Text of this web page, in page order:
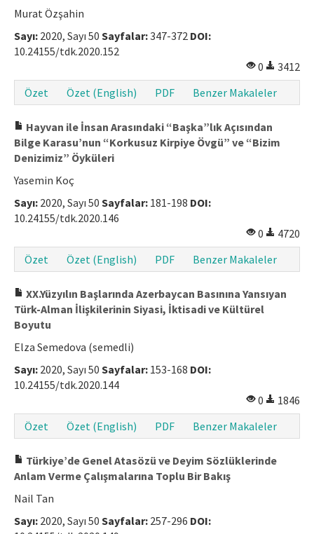
Murat Özşahin
Sayı: 2020, Sayı 50 Sayfalar:347-372 DOI:
10.24155/tdk.2020.152
0
3412
Özet
Özet (English) PDF Benzer Makaleler
Hayvan ile İnsan Arasındaki “Başka”lık Açısından
Bilge Karasu’nun “Korkusuz Kirpiye Övgü” ve “Bizim
Denizimiz” Öyküleri
Yasemin Koç
Sayı: 2020, Sayı 50 Sayfalar: 181-198 DOI:
10.24155/tdk.2020.146
0
4720
Özet
Özet (English) PDF Benzer Makaleler
XX.Yüzyılın Başlarında Azerbaycan Basınına Yansıyan
Türk-Alman İlişkilerinin Siyasi, İktisadi ve Kültürel
Boyutu
Elza Semedova (semedli)
Sayı: 2020, Sayı 50 Sayfalar: 153-168 DOI:
10.24155/tdk.2020.144
0
1846
Özet
Özet (English) PDF Benzer Makaleler
Türkiye’de Genel Atasözü ve Deyim Sözlüklerinde
Anlam Verme Çalışmalarına Toplu Bir Bakış
Nail Tan
Sayı: 2020, Sayı 50 Sayfalar: 257-296 DOI: